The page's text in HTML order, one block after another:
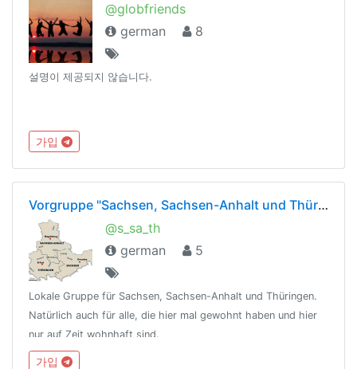
@globfriends
german
8
설명이 제공되지 않습니다.
가입
Vorgruppe "Sachsen, Sachsen-Anhalt und Thüringen"
@s_sa_th
german
5
Lokale Gruppe für Sachsen, Sachsen-Anhalt und Thüringen.
Natürlich auch für alle, die hier mal gewohnt haben und hier
nur auf Zeit wohnhaft sind.
가입